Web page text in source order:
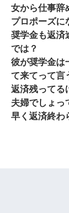
女から仕事辞
プロポーズに
奨学金も返済
では？
彼が奨学金は
て来てって言
返済残ってる
夫婦でしょっ
早く返済終わ